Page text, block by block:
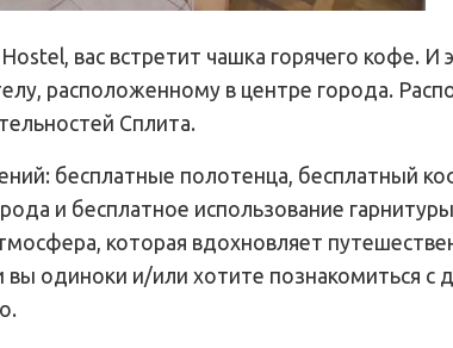
вас встретит чашка горячего кофе. И
расположенному в центре города.
Сплита.
бесплатные полотенца, бесплатный
и бесплатное использование
которая вдохновляет
вы одиноки и/или хотите познакомиться с